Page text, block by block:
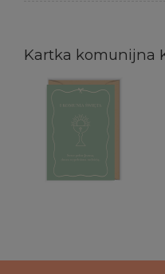
Kartka komunijna